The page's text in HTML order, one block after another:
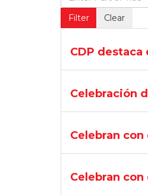
Filter Clear
CDP
Celebración
Celebran
Celebran